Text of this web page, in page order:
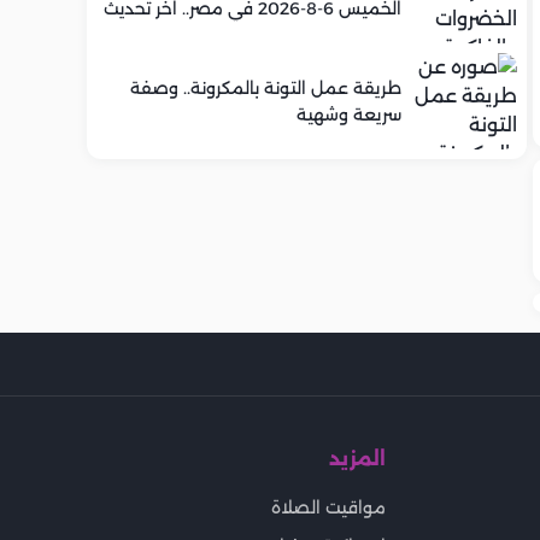
الخميس 6-8-2026 في مصر.. اخر تحديث
طريقة عمل التونة بالمكرونة.. وصفة
سريعة وشهية
المزيد
مواقيت الصلاة